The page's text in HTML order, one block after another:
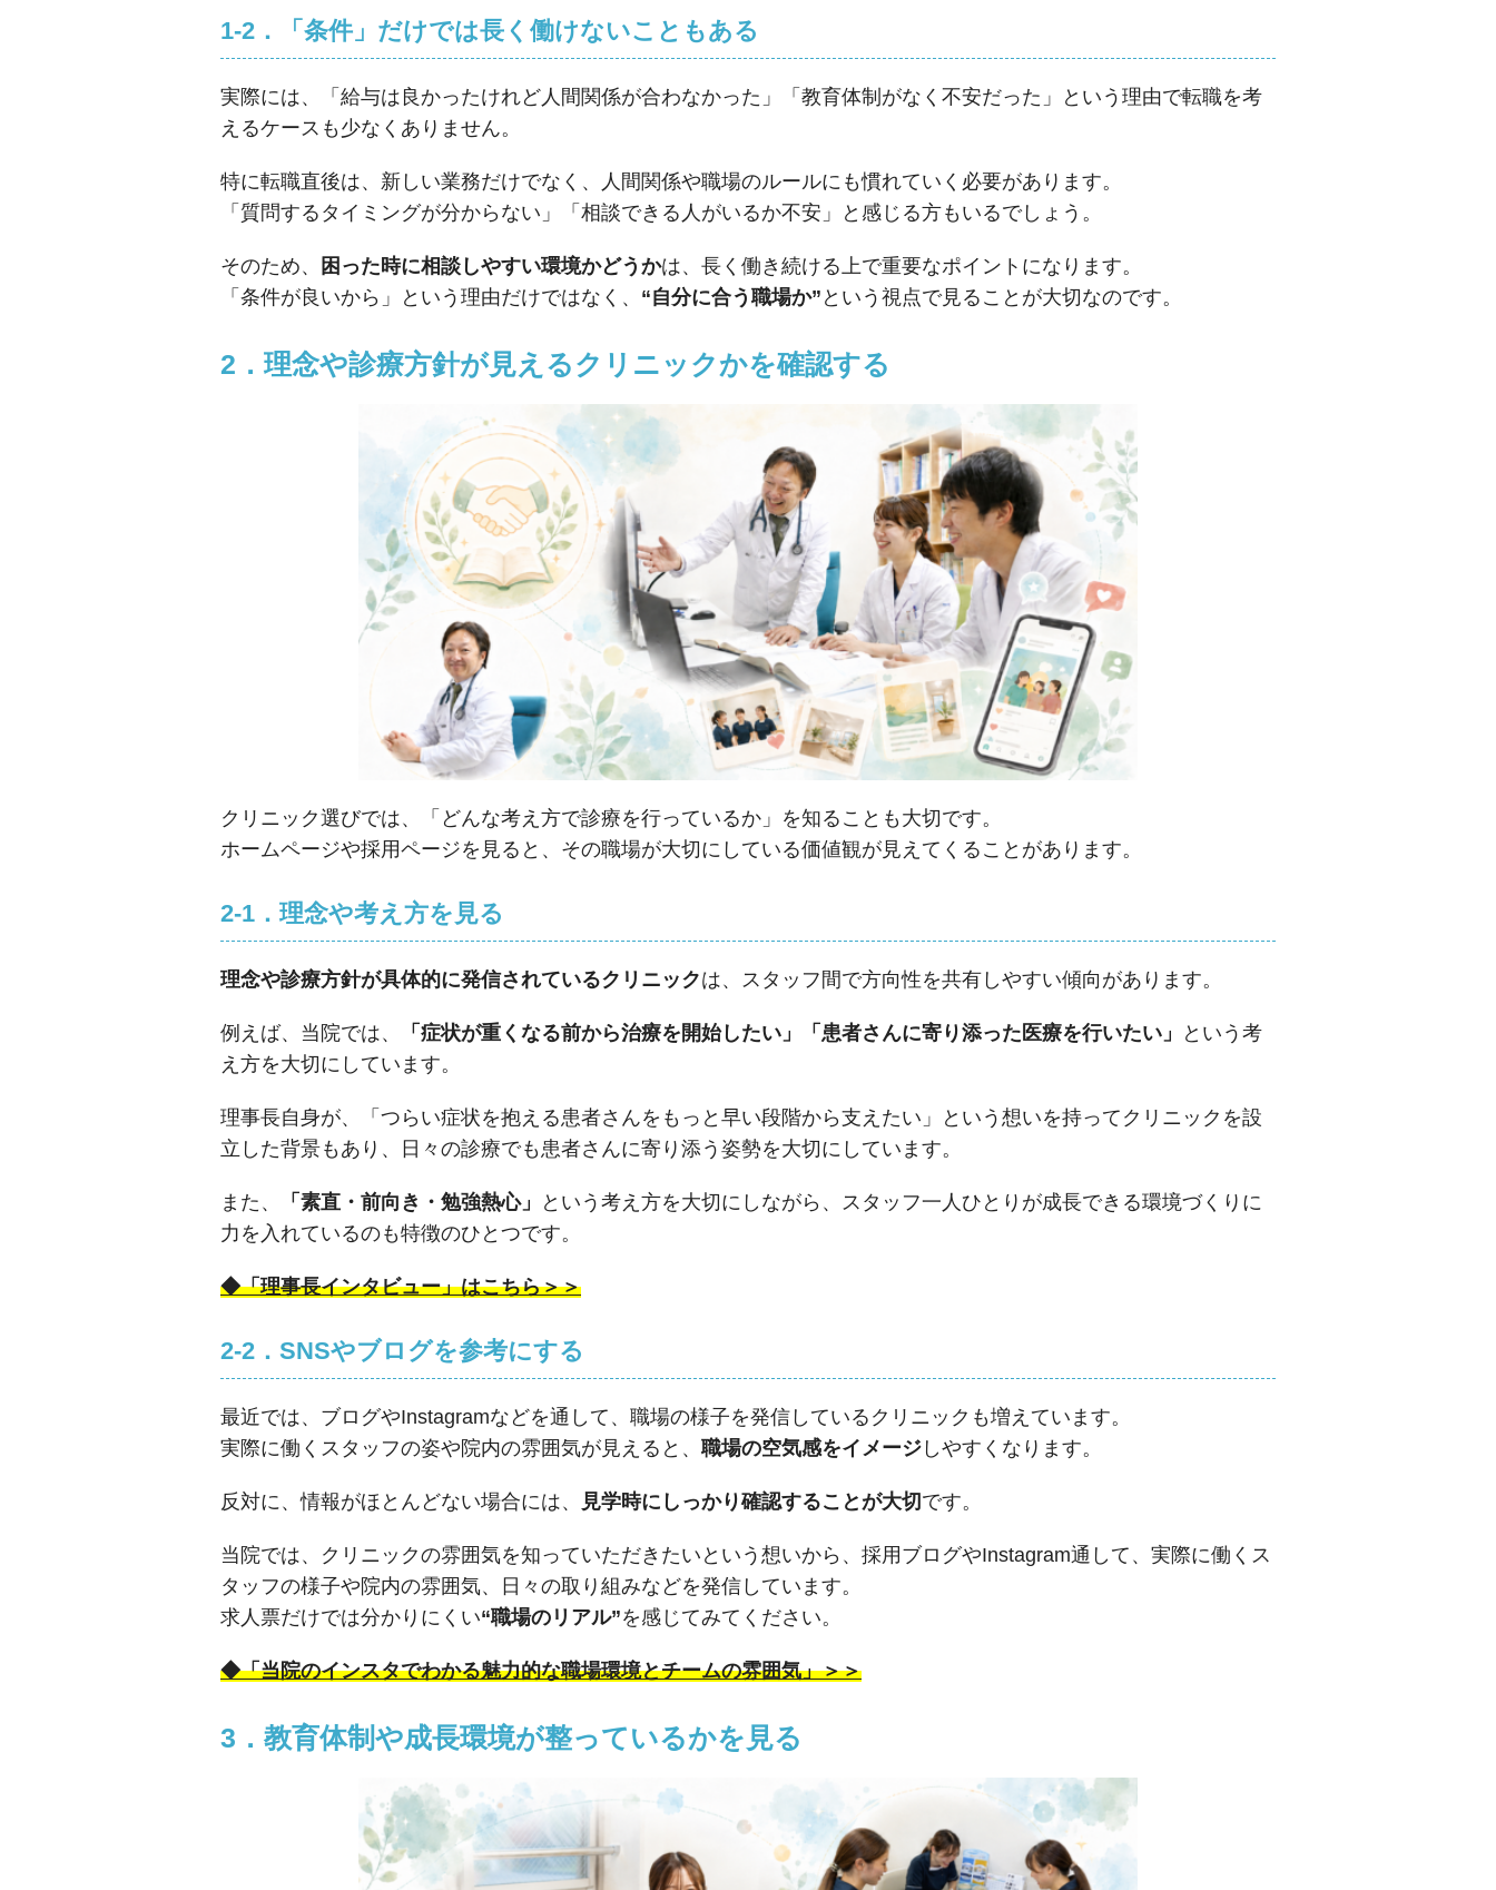
1-2．「条件」だけでは長く働けないこともある
実際には、「給与は良かったけれど人間関係が合わなかった」「教育体制がなく不安だった」という理由で転職を考
えるケースも少なくありません。
特に転職直後は、新しい業務だけでなく、人間関係や職場のルールにも慣れていく必要があります。
「質問するタイミングが分からない」「相談できる人がいるか不安」と感じる方もいるでしょう。
そのため、 困った時に相談しやすい環境かどうかは、長く働き続ける上で重要なポイントになります。
「条件が良いから」という理由だけではなく、 “自分に合う職場か” という視点で見ることが大切なのです。
2．理念や診療方針が見えるクリニックかを確認する
クリニック選びでは、「どんな考え方で診療を行っているか」を知ることも大切です。
ホームページや採用ページを見ると、その職場が大切にしている価値観が見えてくることがあります。
2-1．理念や考え方を見る
理念や診療方針が具体的に発信されているクリニックは、スタッフ間で方向性を共有しやすい傾向があります。
例えば、当院では、 「症状が重くなる前から治療を開始したい」「患者さんに寄り添った医療を行いたい」
という考
え方を大切にしています。
理事長自身が、「つらい症状を抱える患者さんをもっと早い段階から支えたい」という想いを持ってクリニックを設
立した背景もあり、日々の診療でも患者さんに寄り添う姿勢を大切にしています。
また、 「素直・前向き・勉強熱心」
という考え方を大切にしながら、スタッフ一人ひとりが成長できる環境づくりに
力を入れているのも特徴のひとつです。
◆「理事長インタビュー」はこちら＞＞
2-2．SNSやブログを参考にする
最近では、ブログやInstagramなどを通して、職場の様子を発信しているクリニックも増えています。
実際に働くスタッフの姿や院内の雰囲気が見えると、 職場の空気感をイメージ しやすくなります。
反対に、情報がほとんどない場合には、 見学時にしっかり確認することが大切 です。
当院では、クリニックの雰囲気を知っていただきたいという想いから、採用ブログやInstagram通して、実際に働くス
タッフの様子や院内の雰囲気、日々の取り組みなどを発信しています。
求人票だけでは分かりにくい“職場のリアル”を感じてみてください。
◆「当院のインスタでわかる魅力的な職場環境とチームの雰囲気」＞＞
3．教育体制や成長環境が整っているかを見る